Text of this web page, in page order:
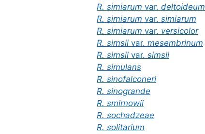
R. simiarum var. deltoideum
R. simiarum var. simiarum
R. simiarum var. versicolor
R. simsii var. mesembrinum
R. simsii var. simsii
R. simulans
R. sinofalconeri
R. sinogrande
R. smirnowii
R. sochadzeae
R. solitarium